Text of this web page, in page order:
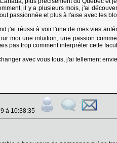
il y a plusieurs mois, j'ai
passionnée et plus à l'aise avec les
j'ai réussi à voir l'une de mes vies
moi une intuition, une passion
pas trop comment interpréter cette
avec vous tous, j'ai tellement
à 10:38:35